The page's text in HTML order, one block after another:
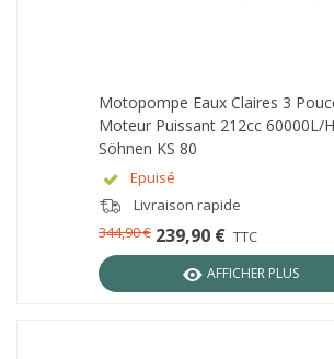
Motopompe Eaux Claires 3
Moteur Puissant 212cc 60000L/
Söhnen KS 80
Epuisé
Livraison rapide
239,90 € TTC
344,90 €
AFFICHER PLUS